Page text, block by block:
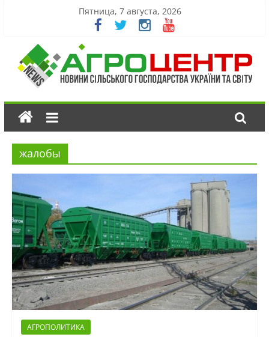
Пятница, 7 августа, 2026
жалобы
АГРОПОЛИТИКА